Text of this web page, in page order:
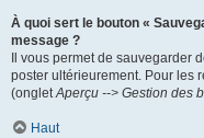
À quoi sert le bouton «
message ?
Il vous permet de sauvegarder
poster ultérieurement. Pour les
(ongletAperçu --> Gestion des
Haut